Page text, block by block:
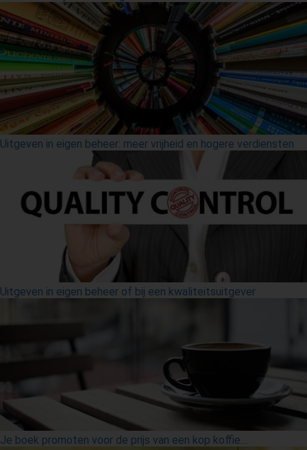
Uitgeven in eigen beheer: meer vrijheid en hogere verdiensten
Uitgeven in eigen beheer of bij een kwaliteitsuitgever
Je boek promoten voor de prijs van een kop koffie…